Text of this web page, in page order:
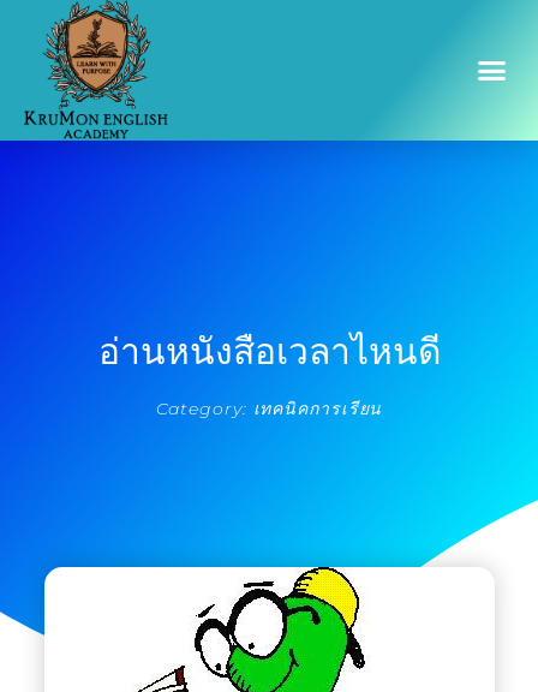
อ่านหนังสือเวลาไหนดี
Category: เทคนิคการเรียน